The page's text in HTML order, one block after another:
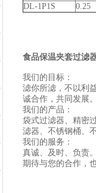
DL-1P1S
0.25
食品保温夹套过滤
我们的目标：
滤你所滤，不以利
诚合作，共同发展
我们的产品：
袋式过滤器、精密
滤器、不锈钢桶、
我们的服务：
真诚、及时、负责
期待与您的合作，